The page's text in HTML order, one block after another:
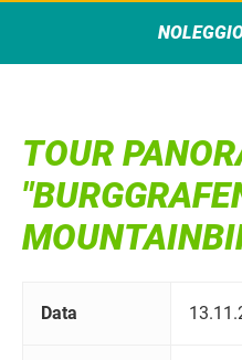
TOUR
Data